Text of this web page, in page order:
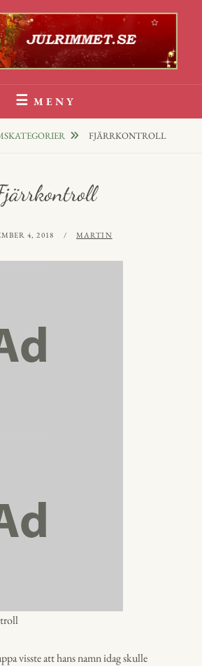
Julklappsrim
MENY
FJÄRRKONTROLL
4, 2018 AV
MARTIN
visste att hans namn idag skulle